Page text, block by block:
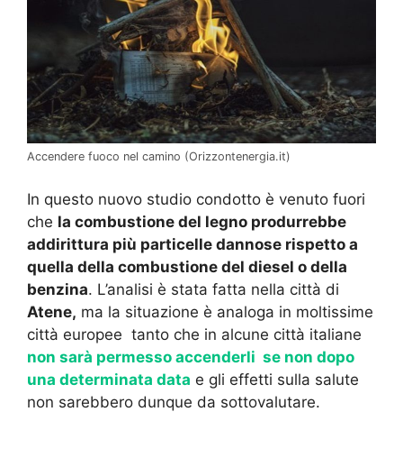
Accendere fuoco nel camino (Orizzontenergia.it)
In questo nuovo studio condotto è venuto fuori
che la combustione del legno produrrebbe
addirittura più particelle dannose rispetto a
quella della combustione del diesel o della
benzina. L’analisi è stata fatta nella città di
Atene, ma la situazione è analoga in moltissime
città europee tanto che in alcune città italiane
non sarà permesso accenderli se non dopo
una determinata data e gli effetti sulla salute
non sarebbero dunque da sottovalutare.